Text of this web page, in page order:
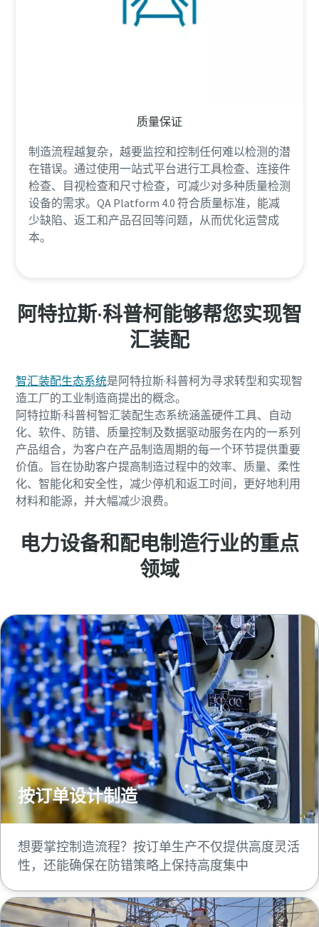
质量保证
制造流程越复杂，越要监控和控制任何难以检测的潜
在错误。通过使用一站式平台进行工具检查、连接件
检查、目视检查和尺寸检查，可减少对多种质量检测
设备的需求。QA Platform 4.0 符合质量标准，能减
少缺陷、返工和产品召回等问题，从而优化运营成
本。
阿特拉斯·科普柯能够帮您实现智
汇装配
智汇装配生态系统是阿特拉斯·科普柯为寻求转型和实现智
造工厂的工业制造商提出的概念。
阿特拉斯·科普柯智汇装配生态系统涵盖硬件工具、自动
化、软件、防错、质量控制及数据驱动服务在内的一系列
产品组合，为客户在产品制造周期的每一个环节提供重要
价值。旨在协助客户提高制造过程中的效率、质量、柔性
化、智能化和安全性，减少停机和返工时间，更好地利用
材料和能源，并大幅减少浪费。
电力设备和配电制造行业的重点
领域
按订单设计制造
想要掌控制造流程？按订单生产不仅提供高度灵活
性，还能确保在防错策略上保持高度集中